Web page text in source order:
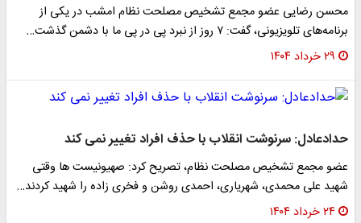
محسن رضایی عضو مجمع تشخیص مصلحت نظام امشب در یکی از
برنامه‌های تلویزیونی، گفت: ۷ روز از نبرد پی در پی ما با دشمن گذشت…
۲۹ خرداد ۱۴۰۴
حدادعادل: سرنوشت انقلاب با حذف افراد تغییر نمی کند
عضو مجمع تشخیص مصلحت نظام، تصریح کرد: صهیونیست ها وقتی
شهید علی محمدی، شهریاری، احمدی روشن و فخری زاده را شهید کردند…
۲۴ خرداد ۱۴۰۴